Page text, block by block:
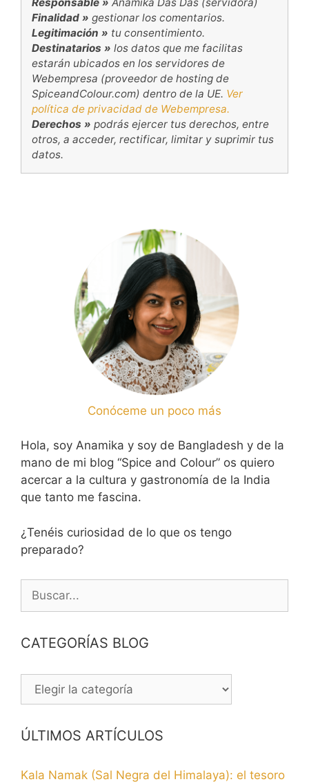
Finalidad » gestionar los comentarios.
Legitimación » tu consentimiento.
Destinatarios » los datos que me facilitas
estarán ubicados en los servidores de
Webempresa (proveedor de hosting de
SpiceandColour.com) dentro de la UE. Ver
política de privacidad de Webempresa.
Derechos » podrás ejercer tus derechos, entre
otros, a acceder, rectificar, limitar y suprimir tus
datos.
Conóceme un poco más
Hola, soy Anamika y soy de Bangladesh y de la
mano de mi blog “Spice and Colour” os quiero
acercar a la cultura y gastronomía de la India
que tanto me fascina.
¿Tenéis curiosidad de lo que os tengo
preparado?
CATEGORÍAS BLOG
CATEGORÍAS
BLOG
ÚLTIMOS ARTÍCULOS
Kala Namak (Sal Negra del Himalaya): el tesoro